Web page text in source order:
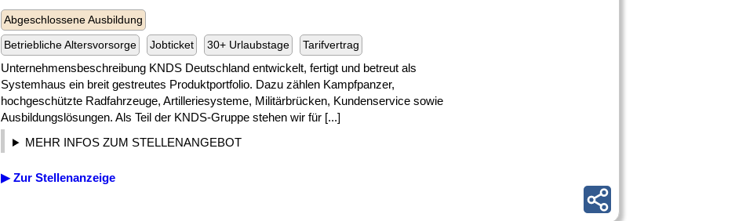
Abgeschlossene Ausbildung
Betriebliche Altersvorsorge
Jobticket 30+ Urlaubstage Tarifvertrag
Unternehmensbeschreibung KNDS Deutschland entwickelt, fertigt und betreut als
Systemhaus ein breit gestreutes Produktportfolio. Dazu zählen Kampfpanzer,
hochgeschützte Radfahrzeuge, Artilleriesysteme, Militärbrücken, Kundenservice sowie
Ausbildungslösungen. Als Teil der KNDS-Gruppe stehen wir für [...]
MEHR INFOS ZUM STELLENANGEBOT
▶ Zur Stellenanzeige